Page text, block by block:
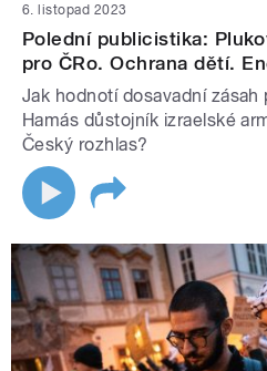
6. listopad 2023
Polední publicistika:
pro ČRo. Ochrana dětí.
Jak hodnotí dosavadní
Hamás důstojník izraelské
Český rozhlas?